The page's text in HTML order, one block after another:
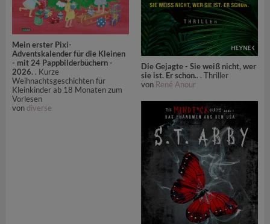
Mein erster Pixi-
Adventskalender für die Kleinen
- mit 24 Pappbilderbüchern -
2026. . Kurze
Weihnachtsgeschichten für
Kleinkinder ab 18 Monaten zum
Vorlesen
von diverse
Die Gejagte - Sie weiß nicht, wer
sie ist. Er schon.. . Thriller
von René Anour